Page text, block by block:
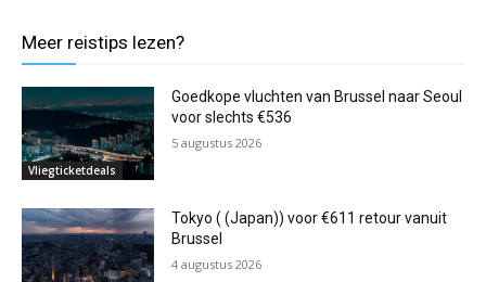
Meer reistips lezen?
Vliegticketdeals
Goedkope vluchten van Brussel naar Seoul
voor slechts €536
5 augustus 2026
Tokyo ( (Japan)) voor €611 retour vanuit
Brussel
4 augustus 2026